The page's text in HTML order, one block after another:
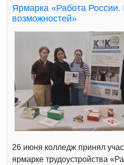
Ярмарка «Работа России.
возможностей»
26 июня колледж принял
ярмарке трудоустройства